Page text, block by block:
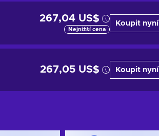
267,04 US$
Nejnižší cena
Koupit nyní
267,05 US$ Koupit nyní